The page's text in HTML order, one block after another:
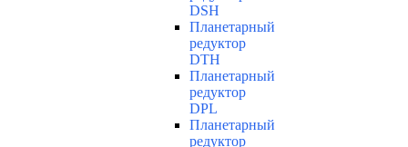
DSH
Планетарный
редуктор
DTH
Планетарный
редуктор
DPL
Планетарный
редуктор